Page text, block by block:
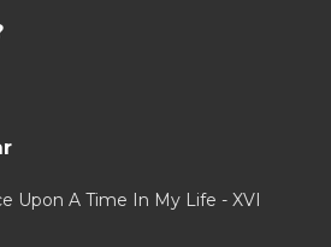
Upon A Time In My Life - XVI